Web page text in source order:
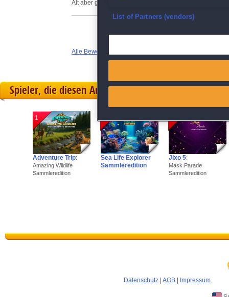
Alt aber gut
Alle Bewertungen anzeigen
Spieler, die diesen Artikel gekauft haben, spielten
1
Adventure Trip:
Amazing Wildlife
Sammleredition
Sea Life Explorer
Sammleredition
Jixo 5:
Mask Parade
Sammleredition
Datenschutz AGB Impressum
Ensure security, prevent
Save and communicate
List of Partners (vendors)